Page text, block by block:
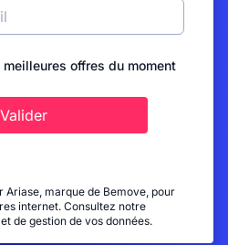
offres du moment
Valider
Ariase, marque de Bemove, pour
internet. Consultez notre
et de gestion de vos données.